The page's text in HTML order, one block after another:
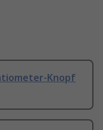
Knopf